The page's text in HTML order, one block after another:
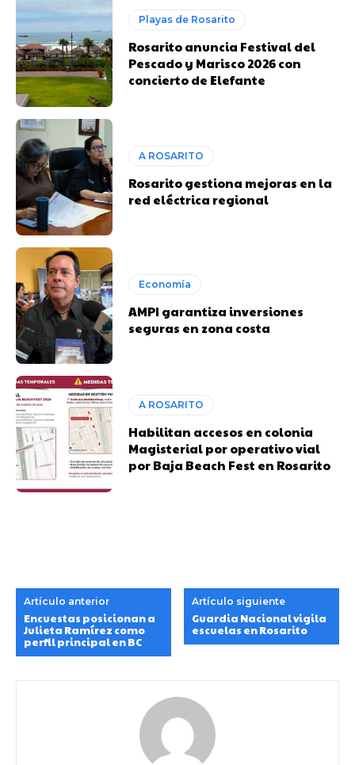
Playas de Rosarito
Rosarito anuncia Festival del
Pescado y Marisco 2026 con
concierto de Elefante
A ROSARITO
Rosarito gestiona mejoras en la
red eléctrica regional
Economía
AMPI garantiza inversiones
seguras en zona costa
A ROSARITO
Habilitan accesos en colonia
Magisterial por operativo vial
por Baja Beach Fest en Rosarito
Artículo anterior
Encuestas posicionan a
Julieta Ramírez como
perfil principal en BC
Artículo siguiente
Guardia Nacional vigila
escuelas en Rosarito